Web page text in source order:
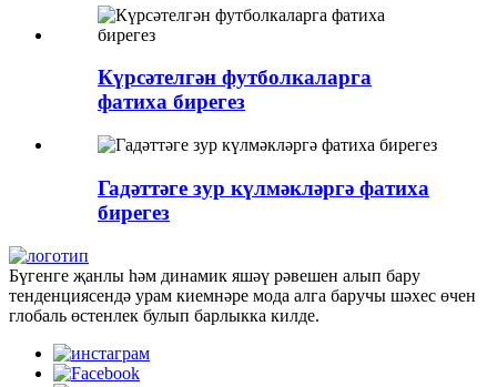
Күрсәтелгән футболкаларга
фатиха бирегез
Гадәттәге зур күлмәкләргә фатиха
бирегез
Бүгенге җанлы һәм динамик яшәү рәвешен алып бару
тенденциясендә урам киемнәре мода алга баручы шәхес өчен
глобаль өстенлек булып барлыкка килде.